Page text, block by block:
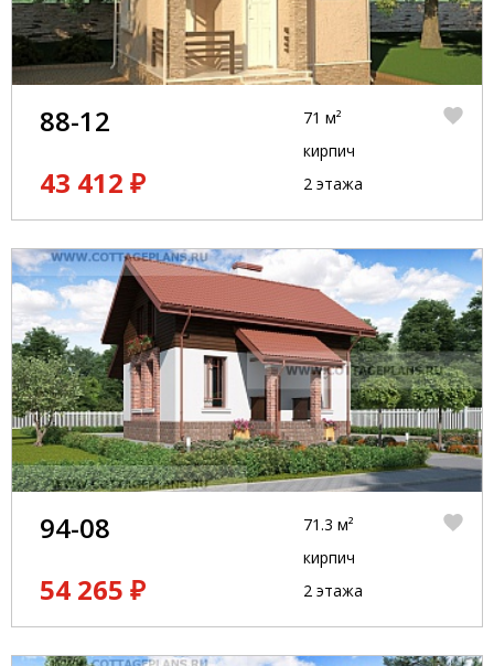
88-12
43 412 ₽
71 м²
кирпич
2 этажа
94-08
54 265 ₽
71.3 м²
кирпич
2 этажа